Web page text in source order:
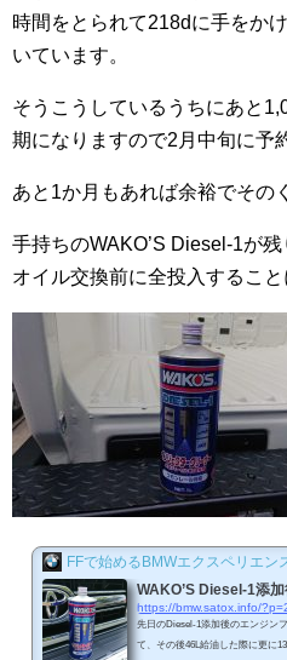
時間をとられて218dに手をか
いています。
そうこうしているうちにあと
期になりますので2月中旬に予
あと1か月もあれば余裕でその
手持ちのWAKO’S Diesel-1が
オイル交換前に全投入すること
FFで始めるBMWエクスペリエン
WAKO’S Diesel-1添
https://bmw.satox.info/
先日のDiesel-1添加後のエンジン
て、その後46L給油した際に更に